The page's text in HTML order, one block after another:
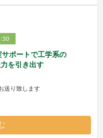
サポートで工学系の
を引き出す
送り致します